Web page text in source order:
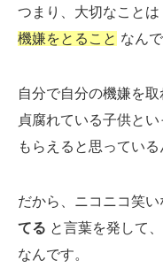
つまり、大切なことは
機嫌をとること なんで
自分で自分の機嫌を
貞腐れている子供と
もらえると思っている
だから、ニコニコ笑
てる と言葉を発して
なんです。